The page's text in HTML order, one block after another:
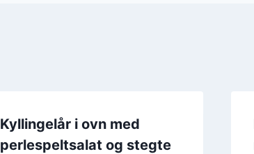
Kyllingelår i ovn med
perlespeltsalat og stegte